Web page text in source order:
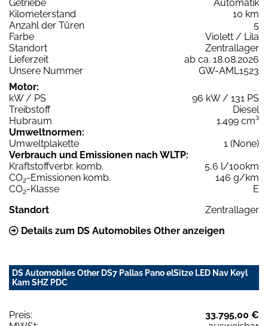
Getriebe
Automatik
Kilometerstand
10 km
Anzahl der Türen
5
Farbe
Violett / Lila
Standort
Zentrallager
Lieferzeit
ab ca. 18.08.2026
Unsere Nummer
GW-AML1523
Motor:
kW / PS
96 kW / 131 PS
Treibstoff
Diesel
Hubraum
1.499 cm³
Umweltnormen:
Umweltplakette
1 (None)
Verbrauch und Emissionen nach WLTP:
Kraftstoffverbr. komb.
5,6 l/100km
CO2-Emissionen komb.
146 g/km
CO2-Klasse
E
Standort
Zentrallager
Details zum DS Automobiles Other anzeigen
DS Automobiles Other DS7 Pallas Pano elSitze LED Nav Keyl
Kam SHZ PDC
Preis:
33.795,00 €